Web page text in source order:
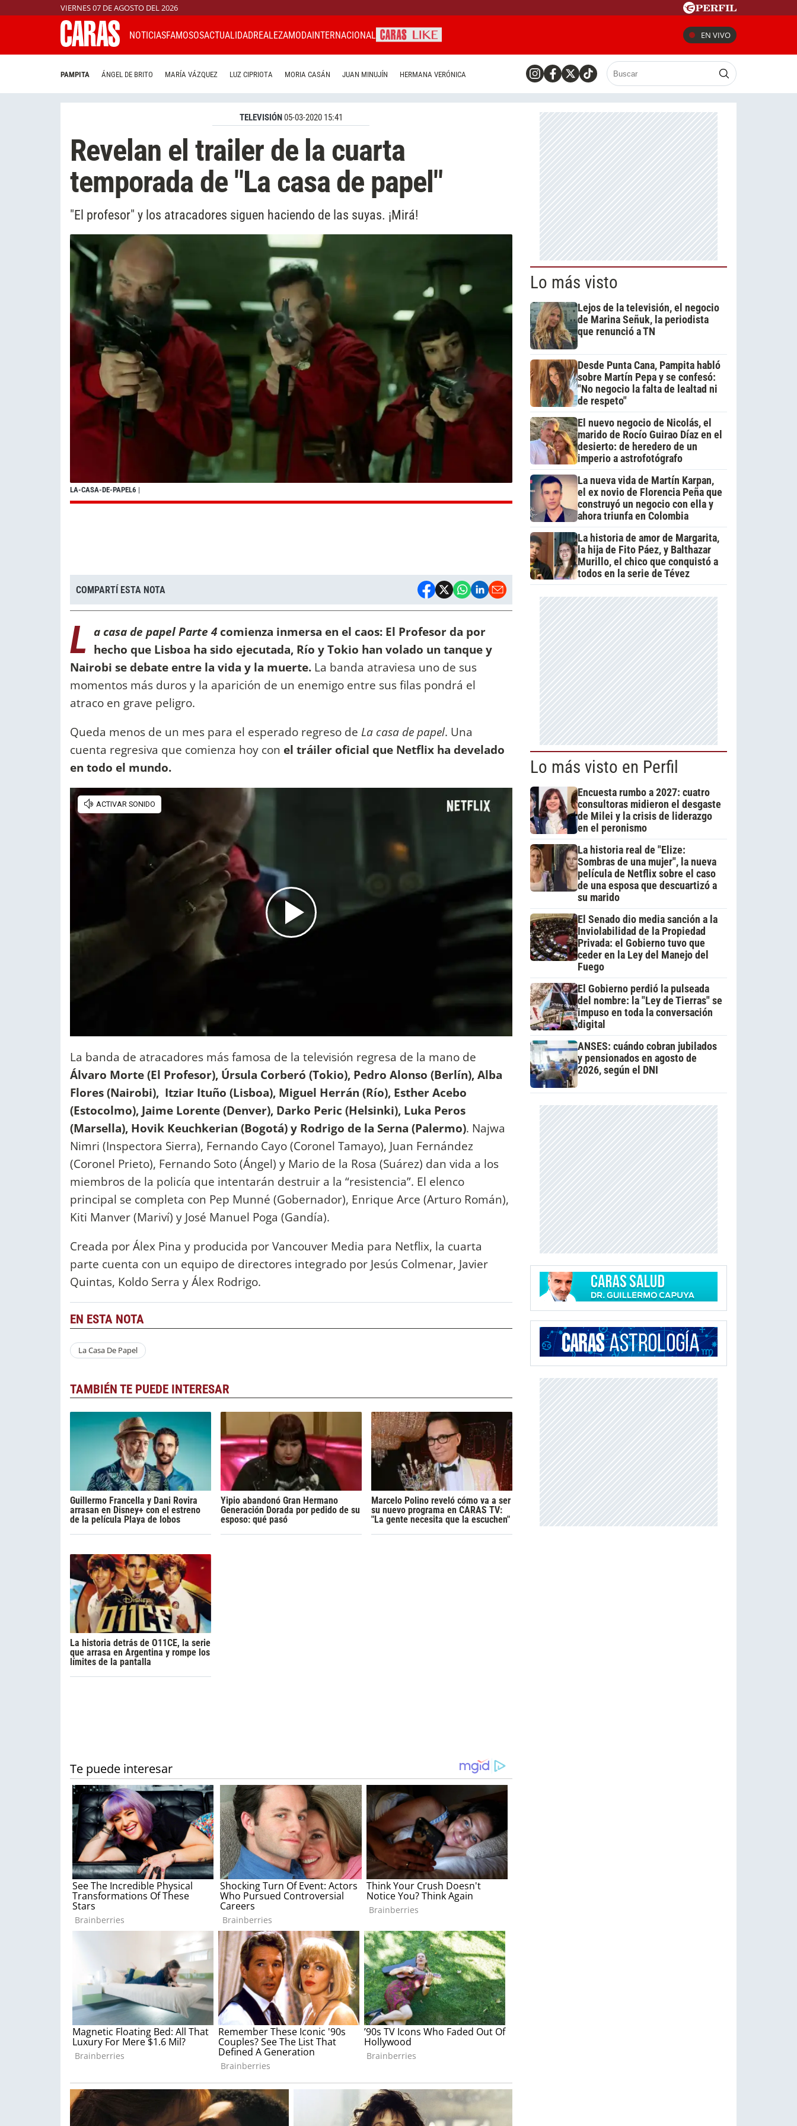
VIERNES 07 DE AGOSTO DEL 2026
NOTICIASFAMOSOSACTUALIDADREALEZAMODAINTERNACIONAL EN VIVO
PAMPITA ÁNGEL DE BRITO MARÍA VÁZQUEZ LUZ CIPRIOTA MORIA CASÁN JUAN MINUJÍN HERMANA VERÓNICA
TELEVISIÓN05-03-2020 15:41
Revelan el trailer de la cuarta
temporada de "La casa de papel"
"El profesor" y los atracadores siguen haciendo de las suyas. ¡Mirá!
LA-CASA-DE-PAPEL6 |
COMPARTÍ ESTA NOTA
L a casa de papel Parte 4comienza inmersa en el caos: El Profesor da por
hecho que Lisboa ha sido ejecutada, Río y Tokio han volado un tanque y
Nairobi se debate entre la vida y la muerte. La banda atraviesa uno de sus
momentos más duros y la aparición de un enemigo entre sus filas pondrá el
atraco en grave peligro.
Queda menos de un mes para el esperado regreso de La casa de papel. Una
cuenta regresiva que comienza hoy con el tráiler oficial que Netflix ha develado
en todo el mundo.
La banda de atracadores más famosa de la televisión regresa de la mano de
Álvaro Morte (El Profesor), Úrsula Corberó (Tokio), Pedro Alonso (Berlín), Alba
Flores (Nairobi), Itziar Ituño (Lisboa), Miguel Herrán (Río), Esther Acebo
(Estocolmo), Jaime Lorente (Denver), Darko Peric (Helsinki), Luka Peros
(Marsella), Hovik Keuchkerian (Bogotá) y Rodrigo de la Serna (Palermo). Najwa
Nimri (Inspectora Sierra), Fernando Cayo (Coronel Tamayo), Juan Fernández
(Coronel Prieto), Fernando Soto (Ángel) y Mario de la Rosa (Suárez) dan vida a los
miembros de la policía que intentarán destruir a la “resistencia”. El elenco
principal se completa con Pep Munné (Gobernador), Enrique Arce (Arturo Román),
Kiti Manver (Mariví) y José Manuel Poga (Gandía).
Creada por Álex Pina y producida por Vancouver Media para Netflix, la cuarta
parte cuenta con un equipo de directores integrado por Jesús Colmenar, Javier
Quintas, Koldo Serra y Álex Rodrigo.
EN ESTA NOTA
La Casa De Papel
TAMBIÉN TE PUEDE INTERESAR
Guillermo Francella y Dani Rovira
arrasan en Disney+ con el estreno
de la película Playa de lobos
Yipio abandonó Gran Hermano
Generación Dorada por pedido de su
esposo: qué pasó
Marcelo Polino reveló cómo va a ser
su nuevo programa en CARAS TV:
"La gente necesita que la escuchen"
La historia detrás de O11CE, la serie
que arrasa en Argentina y rompe los
límites de la pantalla
Lo más visto
Lejos de la televisión, el negocio
de Marina Señuk, la periodista
que renunció a TN
Desde Punta Cana, Pampita habló
sobre Martín Pepa y se confesó:
"No negocio la falta de lealtad ni
de respeto"
El nuevo negocio de Nicolás, el
marido de Rocío Guirao Díaz en el
desierto: de heredero de un
imperio a astrofotógrafo
La nueva vida de Martín Karpan,
el ex novio de Florencia Peña que
construyó un negocio con ella y
ahora triunfa en Colombia
La historia de amor de Margarita,
la hija de Fito Páez, y Balthazar
Murillo, el chico que conquistó a
todos en la serie de Tévez
Lo más visto en Perfil
Encuesta rumbo a 2027: cuatro
consultoras midieron el desgaste
de Milei y la crisis de liderazgo
en el peronismo
La historia real de "Elize:
Sombras de una mujer", la nueva
película de Netflix sobre el caso
de una esposa que descuartizó a
su marido
El Senado dio media sanción a la
Inviolabilidad de la Propiedad
Privada: el Gobierno tuvo que
ceder en la Ley del Manejo del
Fuego
El Gobierno perdió la pulseada
del nombre: la "Ley de Tierras" se
impuso en toda la conversación
digital
ANSES: cuándo cobran jubilados
y pensionados en agosto de
2026, según el DNI